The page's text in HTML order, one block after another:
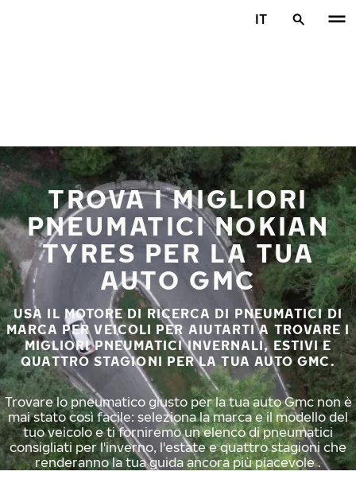
IT
TROVA I MIGLIORI
PNEUMATICI NOKIAN
TYRES PER LA TUA
AUTO GMC
USA IL MOTORE DI RICERCA DI PNEUMATICI DI
MARCA PER VEICOLI PER AIUTARTI A TROVARE I
MIGLIORI PNEUMATICI INVERNALI, ESTIVI E
QUATTRO STAGIONI PER LA TUA AUTO GMC.
Trovare lo pneumatico giusto per la tua auto Gmc non è
mai stato così facile: seleziona la marca e il modello del
tuo veicolo e ti forniremo un elenco di pneumatici
consigliati per l'inverno, l'estate e quattro stagioni che
renderanno la tua guida ancora più piacevole .